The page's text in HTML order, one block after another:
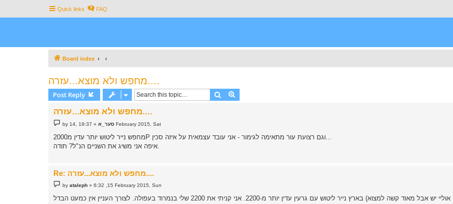
Quick links FAQ
Board index
מחפש ולא מוצא...עזרה....
Post Reply Search
מחפש ולא מוצא...עזרה....
P
o
s
t
by סער_א» 19:37 ,14 February 2015, Sat
מחפש נייר ליטוש יותר עדין מ2000P וגם רצועת עור מתאימה לגימור - אני עובד עצמאית על איזה סכין...
איפה אני משיג את השניים הנ"ל? תודה.
Re: מחפש ולא מוצא...עזרה....
P
o
t
byataleph »6:32 ,15 February 2015, Sun
באופן עקרוני אין (או אוליי יש אבל מאוד קשה למצוא) בארץ נייר ליטוש עם גרעין עדין יותר מ-2200. אני קניתי את 2200 שלי בנמרוד בעפולה. לצורך העניין אין כמעט הבדל